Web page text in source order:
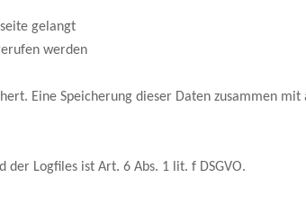
gelangt
werden
Eine Speicherung dieser Daten zusammen
Logfiles ist Art. 6 Abs. 1 lit. f DSGVO.